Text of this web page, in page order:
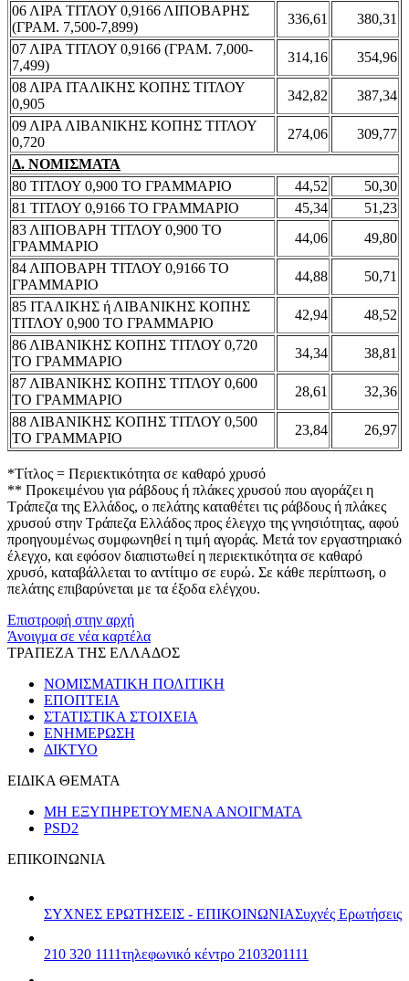
06 ΛΙΡΑ ΤΙΤΛΟΥ 0,9166 ΛΙΠΟΒΑΡΗΣ
(ΓΡΑΜ. 7,500-7,899)
336,61
380,31
07 ΛΙΡΑ ΤΙΤΛΟΥ 0,9166 (ΓΡΑΜ. 7,000-
7,499)
314,16
354,96
08 ΛΙΡΑ ΙΤΑΛΙΚΗΣ ΚΟΠΗΣ ΤΙΤΛΟΥ
0,905
342,82
387,34
09 ΛΙΡΑ ΛΙΒΑΝΙΚΗΣ ΚΟΠΗΣ ΤΙΤΛΟΥ
0,720
274,06
309,77
Δ. ΝΟΜΙΣΜΑΤΑ
80 ΤΙΤΛΟΥ 0,900 ΤΟ ΓΡΑΜΜΑΡΙΟ
44,52
50,30
81 ΤΙΤΛΟΥ 0,9166 ΤΟ ΓΡΑΜΜΑΡΙΟ
45,34
51,23
83 ΛΙΠΟΒΑΡΗ ΤΙΤΛΟΥ 0,900 ΤΟ
ΓΡΑΜΜΑΡΙΟ
44,06
49,80
84 ΛΙΠΟΒΑΡΗ ΤΙΤΛΟΥ 0,9166 ΤΟ
ΓΡΑΜΜΑΡΙΟ
44,88
50,71
85 ΙΤΑΛΙΚΗΣ ή ΛΙΒΑΝΙΚΗΣ ΚΟΠΗΣ
ΤΙΤΛΟΥ 0,900 ΤΟ ΓΡΑΜΜΑΡΙΟ
42,94
48,52
86 ΛΙΒΑΝΙΚΗΣ ΚΟΠΗΣ ΤΙΤΛΟΥ 0,720
ΤΟ ΓΡΑΜΜΑΡΙΟ
34,34
38,81
87 ΛΙΒΑΝΙΚΗΣ ΚΟΠΗΣ ΤΙΤΛΟΥ 0,600
ΤΟ ΓΡΑΜΜΑΡΙΟ
28,61
32,36
88 ΛΙΒΑΝΙΚΗΣ ΚΟΠΗΣ ΤΙΤΛΟΥ 0,500
ΤΟ ΓΡΑΜΜΑΡΙΟ
23,84 26,97
*Τίτλος = Περιεκτικότητα σε καθαρό χρυσό
** Προκειμένου για ράβδους ή πλάκες χρυσού που αγοράζει η
Τράπεζα της Ελλάδος, ο πελάτης καταθέτει τις ράβδους ή πλάκες
χρυσού στην Τράπεζα Ελλάδος προς έλεγχο της γνησιότητας, αφού
προηγουμένως συμφωνηθεί η τιμή αγοράς. Μετά τον εργαστηριακό
έλεγχο, και εφόσον διαπιστωθεί η περιεκτικότητα σε καθαρό
χρυσό, καταβάλλεται το αντίτιμο σε ευρώ. Σε κάθε περίπτωση, ο
πελάτης επιβαρύνεται με τα έξοδα ελέγχου.
Επιστροφή στην αρχή
Άνοιγμα σε νέα καρτέλα
ΤΡΑΠΕΖΑ ΤΗΣ ΕΛΛΑΔΟΣ
ΝΟΜΙΣΜΑΤΙΚΗ ΠΟΛΙΤΙΚΗ
ΕΠΟΠΤΕΙΑ
ΣΤΑΤΙΣΤΙΚΑ ΣΤΟΙΧΕΙΑ
ΕΝΗΜΕΡΩΣΗ
ΔΙΚΤΥΟ
ΕΙΔΙΚΑ ΘΕΜΑΤΑ
ΜΗ ΕΞΥΠΗΡΕΤΟΥΜΕΝΑ ΑΝΟΙΓΜΑΤΑ
PSD2
ΕΠΙΚΟΙΝΩΝΙΑ
ΣΥΧΝΕΣ ΕΡΩΤΗΣΕΙΣ - ΕΠΙΚΟΙΝΩΝΙΑΣυχνές Ερωτήσεις
210 320 1111τηλεφωνικό κέντρο 2103201111